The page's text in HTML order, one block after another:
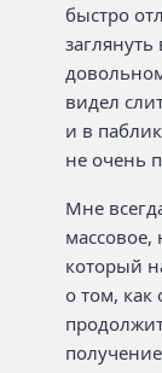
быстро
видел
и в
не очень
Мне
массовое,
который
о том, как